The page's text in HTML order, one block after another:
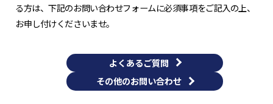
る方は、下記のお問い合わせフォームに必須事項をご記入の上、
お申し付けくださいませ。
よくあるご質問
その他のお問い合わせ